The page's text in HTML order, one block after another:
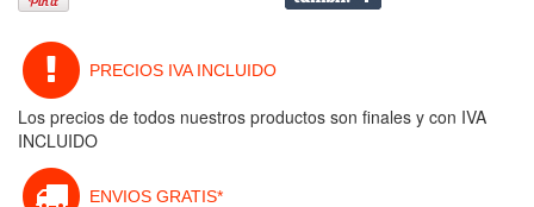
PRECIOS IVA INCLUIDO
Los precios de todos nuestros productos son finales y con IVA
INCLUIDO
ENVIOS GRATIS*